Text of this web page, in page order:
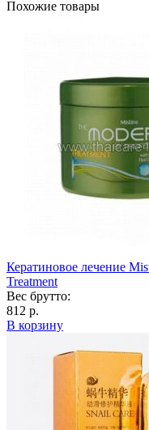
Похожие товары
Кератиновое лечение
Treatment
Вес брутто:
812 р.
В корзину